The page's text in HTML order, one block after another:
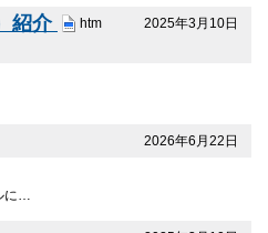
2025年3月10日
紹介
htm
2026年6月22日
に…